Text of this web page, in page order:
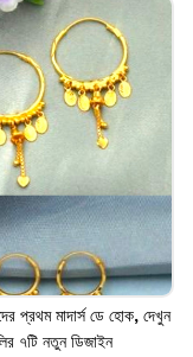
প্রথম মাদার্স ডে হোক, দেখুন
৭টি নতুন ডিজাইন